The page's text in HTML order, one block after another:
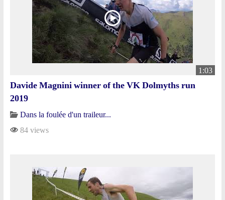
1:03
Davide Magnini winner of the VK Dolmyths run
2019
Dans la foulée d'un traileur...
84 views